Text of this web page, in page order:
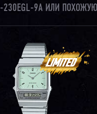
230EGL-9A ИЛИ